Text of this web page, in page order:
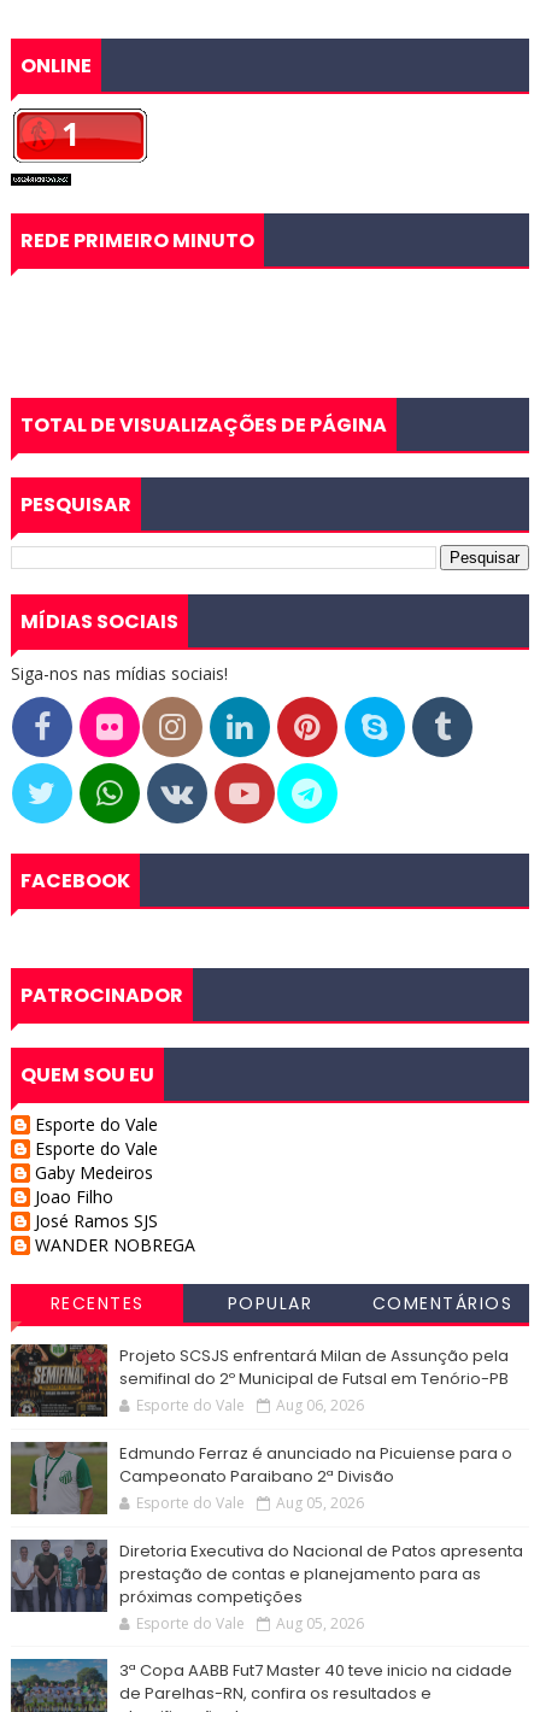
ONLINE
REDE PRIMEIRO MINUTO
TOTAL DE VISUALIZAÇÕES DE PÁGINA
PESQUISAR
MÍDIAS SOCIAIS
Siga-nos nas mídias sociais!
FACEBOOK
PATROCINADOR
QUEM SOU EU
Esporte do Vale
Esporte do Vale
Gaby Medeiros
Joao Filho
José Ramos SJS
WANDER NOBREGA
RECENTES POPULAR COMENTÁRIOS
Projeto SCSJS enfrentará Milan de Assunção pela
semifinal do 2º Municipal de Futsal em Tenório-PB
Esporte do Vale Aug 06, 2026
Edmundo Ferraz é anunciado na Picuiense para o
Campeonato Paraibano 2ª Divisão
Esporte do Vale Aug 05, 2026
Diretoria Executiva do Nacional de Patos apresenta
prestação de contas e planejamento para as
próximas competições
Esporte do Vale Aug 05, 2026
3ª Copa AABB Fut7 Master 40 teve inicio na cidade
de Parelhas-RN, confira os resultados e